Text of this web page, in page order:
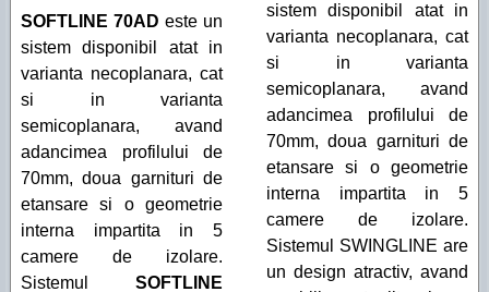
SOFTLINE 70AD este un
sistem disponibil atat in
varianta necoplanara, cat
si in varianta
semicoplanara, avand
adancimea profilului de
70mm, doua garnituri de
etansare si o geometrie
interna impartita in 5
camere de izolare.
Sistemul SOFTLINE
sistem disponibil atat in
varianta necoplanara, cat
si in varianta
semicoplanara, avand
adancimea profilului de
70mm, doua garnituri de
etansare si o geometrie
interna impartita in 5
camere de izolare.
Sistemul SWINGLINE are
un design atractiv, avand